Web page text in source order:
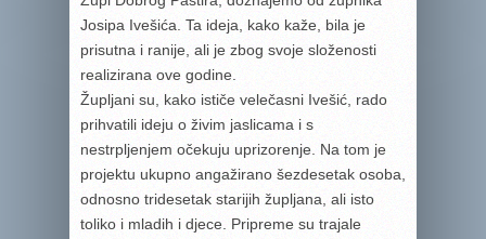
Josipa Ivešića. Ta ideja, kako kaže, bila je
prisutna i ranije, ali je zbog svoje složenosti
realizirana ove godine.
Župljani su, kako ističe velečasni Ivešić, rado
prihvatili ideju o živim jaslicama i s
nestrpljenjem očekuju uprizorenje. Na tom je
projektu ukupno angažirano šezdesetak osoba,
odnosno tridesetak starijih župljana, ali isto
toliko i mladih i djece. Pripreme su trajale